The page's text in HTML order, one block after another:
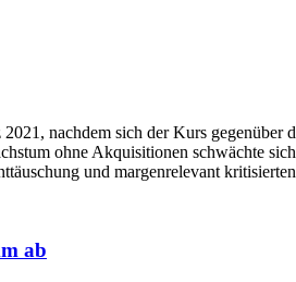
nachdem sich der Kurs gegenüber
ohne Akquisitionen schwächte
und margenrelevant
ab